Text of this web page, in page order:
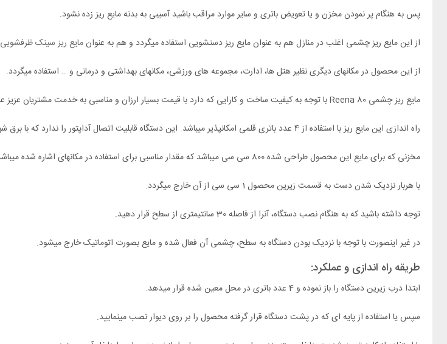
پس به هنگام پر نمودن مخزن و یا تعویض باتری و سایر موارد مراقب باشید آسیبی به بدنه مایع ریز زده نشود.
از این مایع ریز چشمی اغلب در منازل هم به عنوان مایع ریز دستشویی استفاده میگردد و هم به عنوانمایع ریز سینک ظرفشویی
از این محصول در مکانهای دیگری نظیر هتل ها، ادارت، مجموعه های ورزشی، مکانهای بهداشتی و درمانی و … استفاده میگردد.
مایع ریز چشمی Reena 80 با توجه به کیفیت ساخت و کارایی که دارد با قیمت بسیار ارزان و مناسبی به خدمت مشتریان عزیز عرضه میگردد.
راه اندازی این مایع ریز با استفاده از 4 عدد باتری قلمی امکانپذیر میباشد. این دستگاه قابلیت اتصال آداپتور را ندارد که با برق شهری نیز عمل نماید و انرژی مصرفی آن فقط با باتری تامین میگردد.
مخزنی که برای مایع این محصول طراحی شده 800 سی سی میباشد که مقدار مناسبی برای استفاده در مکانهای اشاره شده میباشد.
با هربار نزدیک شدن دست به قسمت زیرین محصول 1 سی سی از آن خارج میگردد.
توجه داشته باشید که به هنگام نصب دستگاه، آنرا از فاصله 30 سانتیمتری از سطح قرار دهید.
در غیر اینصورت با توجه با نزدیک بودن دستگاه به سطح، چشمی آن فعال شده و مایع بصورت اتوماتیک خارج میشود.
طریقه راه اندازی و عملکرد:
ابتدا درب زیرین دستگاه را باز نموده و 4 عدد باتری در محل معین شده قرار میدهد.
سپس یا استفاده از پایه ای که در پشت دستگاه قرار گرفته محصول را بر روی دیوار نصب مینمایید.